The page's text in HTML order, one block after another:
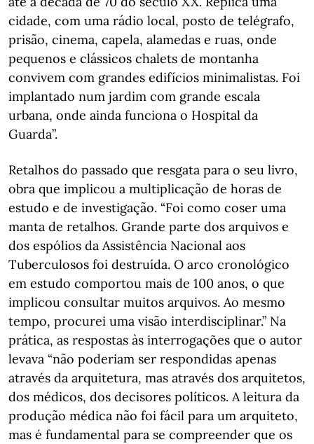
cidade, com uma rádio local, posto de telégrafo,
prisão, cinema, capela, alamedas e ruas, onde
pequenos e clássicos chalets de montanha
convivem com grandes edifícios minimalistas. Foi
implantado num jardim com grande escala
urbana, onde ainda funciona o Hospital da
Guarda”.
Retalhos do passado que resgata para o seu livro,
obra que implicou a multiplicação de horas de
estudo e de investigação. “Foi como coser uma
manta de retalhos. Grande parte dos arquivos e
dos espólios da Assistência Nacional aos
Tuberculosos foi destruída. O arco cronológico
em estudo comportou mais de 100 anos, o que
implicou consultar muitos arquivos. Ao mesmo
tempo, procurei uma visão interdisciplinar.” Na
prática, as respostas às interrogações que o autor
levava “não poderiam ser respondidas apenas
através da arquitetura, mas através dos arquitetos,
dos médicos, dos decisores políticos. A leitura da
produção médica não foi fácil para um arquiteto,
mas é fundamental para se compreender que os